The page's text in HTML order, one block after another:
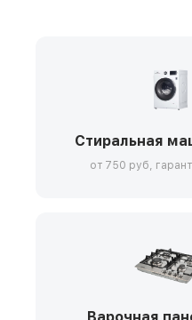
Стиральная
от 750 руб,